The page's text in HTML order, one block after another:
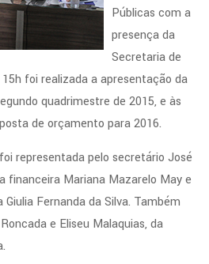
Públicas com a
presença da
Secretaria de
foi realizada a apresentação da
quadrimestre de 2015, e às
de orçamento para 2016.
representada pelo secretário José
financeira Mariana Mazarelo May e
Fernanda da Silva. Também
e Eliseu Malaquias, da